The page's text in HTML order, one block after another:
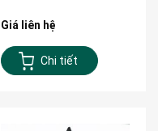
Giá liên hệ
Chi tiết